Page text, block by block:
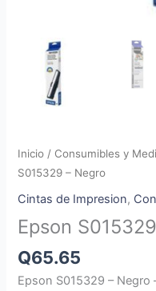
Inicio / Consumibles y
S015329 – Negro
Cintas de Impresion,
Epson
Q65.65
Epson S015329 – Negro